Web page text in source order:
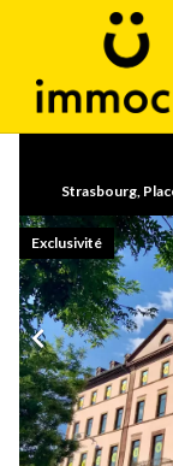
Strasbourg,
Exclusivité